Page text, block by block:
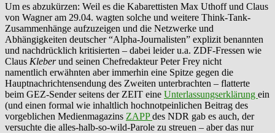
Um es abzukürzen: Weil es die Kabarettisten Max Uthoff und Claus
von Wagner am 29.04. wagten solche und weitere Think-Tank-
Zusammenhänge aufzuzeigen und die Netzwerke und
Abhängigkeiten deutscher “Alpha-Journalisten” explizit benannten
und nachdrücklich kritisierten – dabei leider u.a. ZDF-Fressen wie
Claus Kleberund seinen Chefredakteur Peter Frey nicht
namentlich erwähnten aber immerhin eine Spitze gegen die
Hauptnachrichtensendung des Zweiten unterbrachten – flatterte
beim GEZ-Sender seitens der ZEIT eine Unterlassungserklärung ein
(und einen formal wie inhaltlich hochnotpeinlichen Beitrag des
vorgeblichen Medienmagazins ZAPPdes NDR gab es auch, der
versuchte die alles-halb-so-wild-Parole zu streuen – aber das nur